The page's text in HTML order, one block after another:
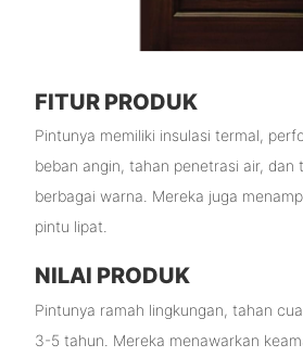
FITUR PRODUK
Pintunya memiliki insulasi termal,
beban angin, tahan penetrasi air, dan
berbagai warna. Mereka juga
pintu lipat.
NILAI PRODUK
Pintunya ramah lingkungan, tahan
3-5 tahun. Mereka menawarkan